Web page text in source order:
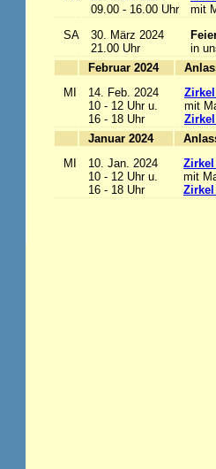
09.00 - 16.00 Uhr
mit
SA
30. März 2024
21.00 Uhr
in
Februar 2024
MI
14. Feb. 2024
10 - 12 Uhr u.
16 - 18 Uhr
mit
Januar 2024
MI
10. Jan. 2024
10 - 12 Uhr u.
16 - 18 Uhr
mit